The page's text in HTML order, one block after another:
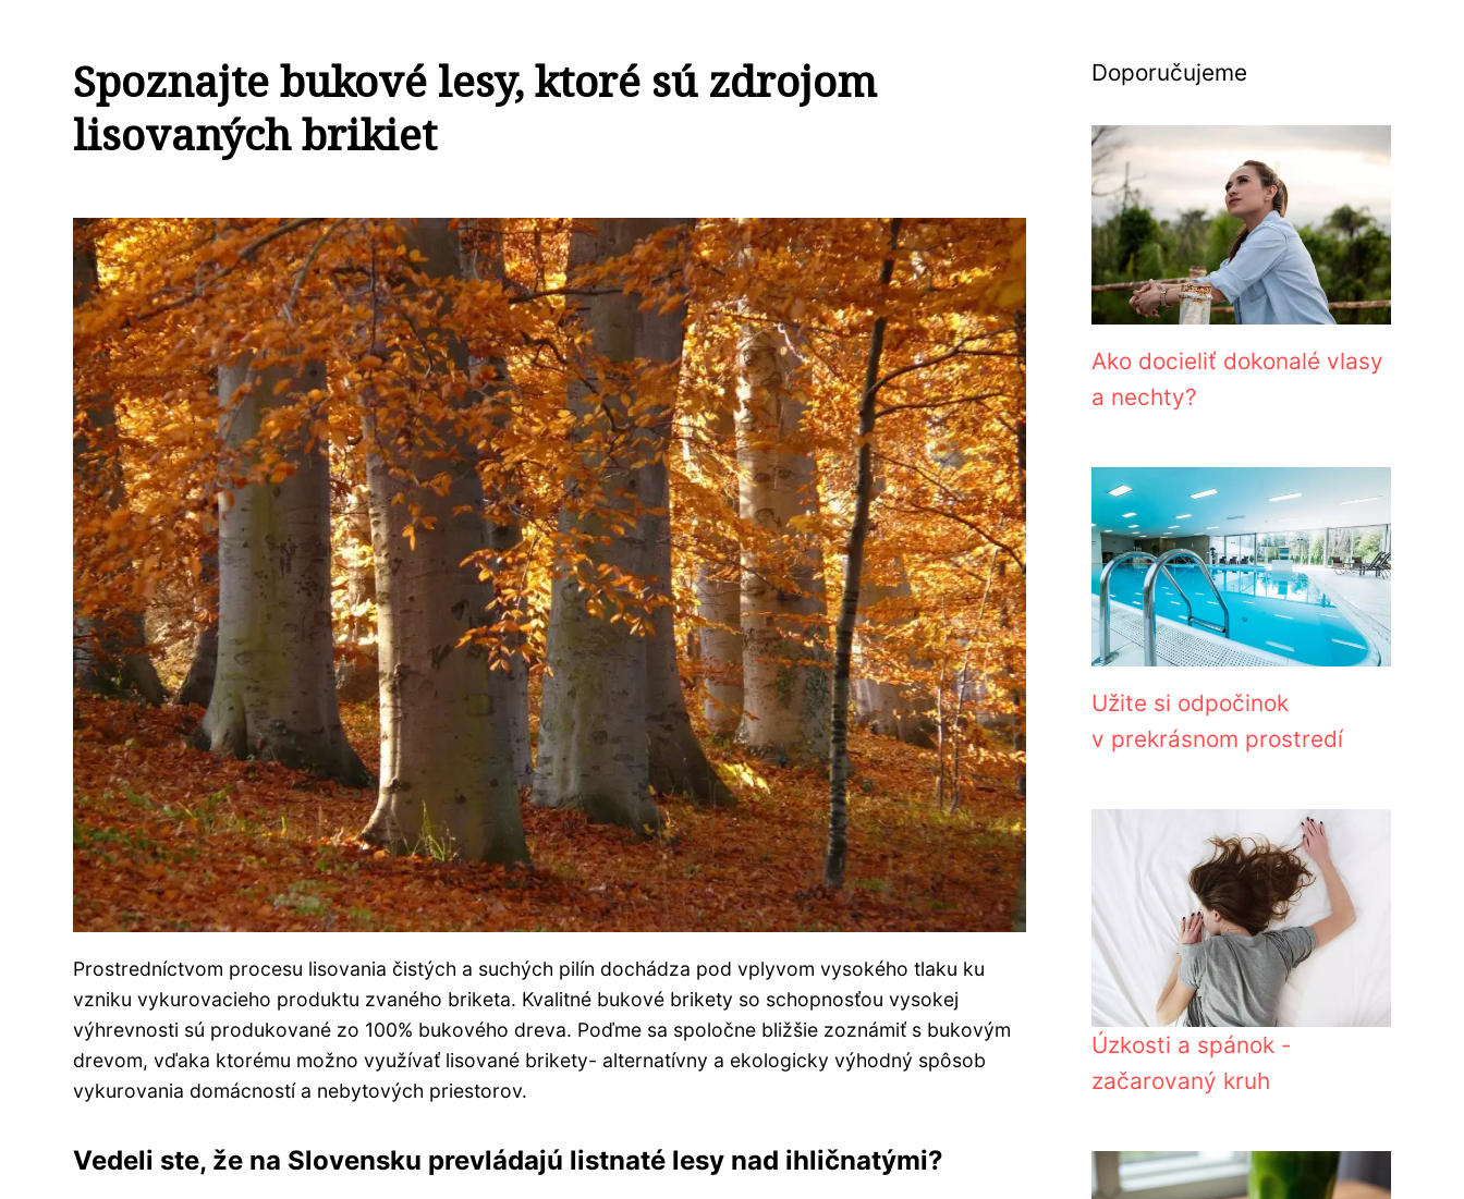
Spoznajte bukové lesy, ktoré sú zdrojom
lisovaných brikiet
Prostredníctvom procesu lisovania čistých a suchých pilín dochádza pod vplyvom vysokého tlaku ku
vzniku vykurovacieho produktu zvaného briketa. Kvalitné bukové brikety so schopnosťou vysokej
výhrevnosti sú produkované zo 100% bukového dreva. Poďme sa spoločne bližšie zoznámiť s bukovým
drevom, vďaka ktorému možno využívať lisované brikety- alternatívny a ekologicky výhodný spôsob
vykurovania domácností a nebytových priestorov.
Vedeli ste, že na Slovensku prevládajú listnaté lesy nad ihličnatými?
Doporučujeme
Ako docieliť dokonalé vlasy
a nechty?
Užite si odpočinok
v prekrásnom prostredí
Úzkosti a spánok -
začarovaný kruh